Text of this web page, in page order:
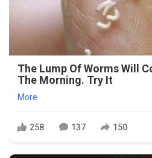
The Lump Of Worms Will
The Morning. Try It
More
258 137 150